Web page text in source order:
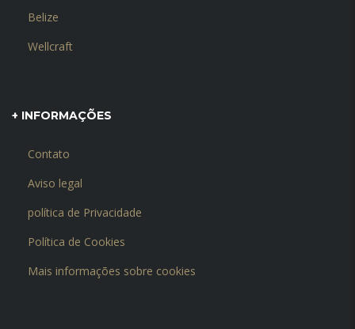
Belize
Wellcraft
+ INFORMAÇÕES
Contato
Aviso legal
política de Privacidade
Política de Cookies
Mais informações sobre cookies